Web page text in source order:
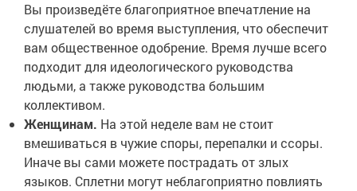
Вы произведёте благоприятное впечатление на
слушателей во время выступления, что обеспечит
вам общественное одобрение. Время лучше всего
подходит для идеологического руководства
людьми, а также руководства большим
коллективом.
Женщинам. На этой неделе вам не стоит
вмешиваться в чужие споры, перепалки и ссоры.
Иначе вы сами можете пострадать от злых
языков. Сплетни могут неблагоприятно повлиять